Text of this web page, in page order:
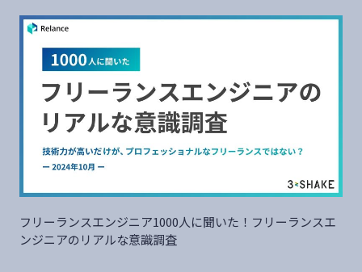
フリーランスエンジニア1000人に聞いた！フリーランスエ
ンジニアのリアルな意識調査